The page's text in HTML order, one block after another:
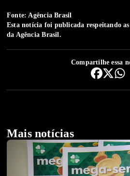
Fonte: Agência Brasil
Esta notícia foi publicada respeitando as
da Agência Brasil.
Compartilhe essa
Mais notícias